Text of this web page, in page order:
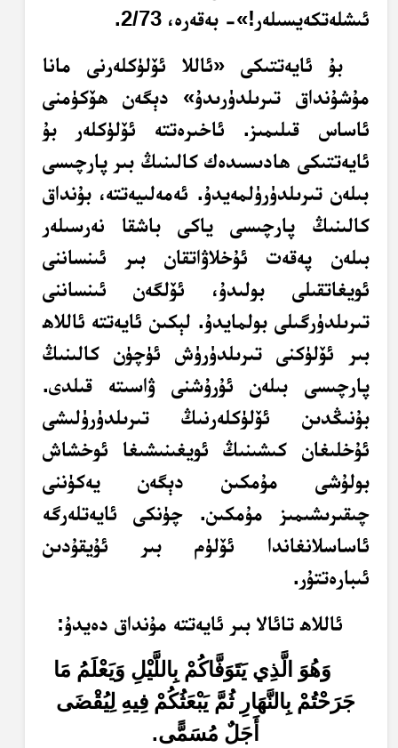
ئىشلەتكەيسىلەر!»- بەقەرە، 2/73.
بۇ ئايەتتىكى «ئاللا ئۆلۈكلەرنى مانا
مۇشۇنداق تىرىلدۈرىدۇ» دېگەن ھۆكۈمنى
ئاساس قىلىمىز. ئاخىرەتتە ئۆلۈكلەر بۇ
ئايەتتىكى ھادىسىدەك كالىنىڭ بىر پارچىسى
بىلەن تىرىلدۈرۈلمەيدۇ. ئەمەلىيەتتە، بۇنداق
كالىنىڭ پارچىسى ياكى باشقا نەرسىلەر
بىلەن پەقەت ئۇخلاۋاتقان بىر ئىنساننى
ئويغاتقىلى بولىدۇ، ئۆلگەن ئىنساننى
تىرىلدۈرگىلى بولمايدۇ. لېكىن ئايەتتە ئاللاھ
بىر ئۆلۈكنى تىرىلدۈرۈش ئۈچۈن كالىنىڭ
پارچىسى بىلەن ئۇرۇشنى ۋاسىتە قىلدى.
بۇنىڭدىن ئۆلۈكلەرنىڭ تىرىلدۈرۈلىشى
ئۇخلىغان كىشىنىڭ ئويغىنىشىغا ئوخشاش
بولۇشى مۇمكىن دېگەن يەكۈننى
چىقىرىشىمىز مۇمكىن. چۈنكى ئايەتلەرگە
ئاساسلانغاندا ئۆلۈم بىر ئۇيقۇدىن
ئىبارەتتۇر.
ئاللاھ تائالا بىر ئايەتتە مۇنداق دەيدۇ:
وَهُوَ الَّذِي يَتَوَفَّاكُمْ بِاللَّيْلِ وَيَعْلَمُ مَا
جَرَحْتُمْ بِالنَّهَارِ ثُمَّ يَبْعَثُكُمْ فِيهِ لِيُقْضَى
أَجَلٌ مُسَمًّى.